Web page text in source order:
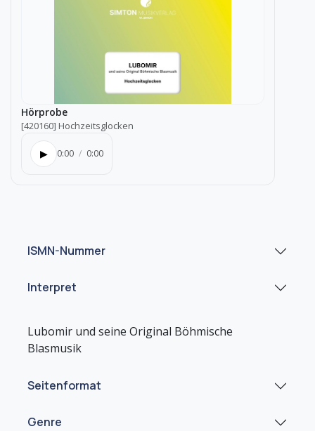
Hörprobe
[420160] Hochzeitsglocken
▶ 0:00 / 0:00
ISMN-Nummer
Interpret
Lubomir und seine Original Böhmische
Seitenformat
Genre